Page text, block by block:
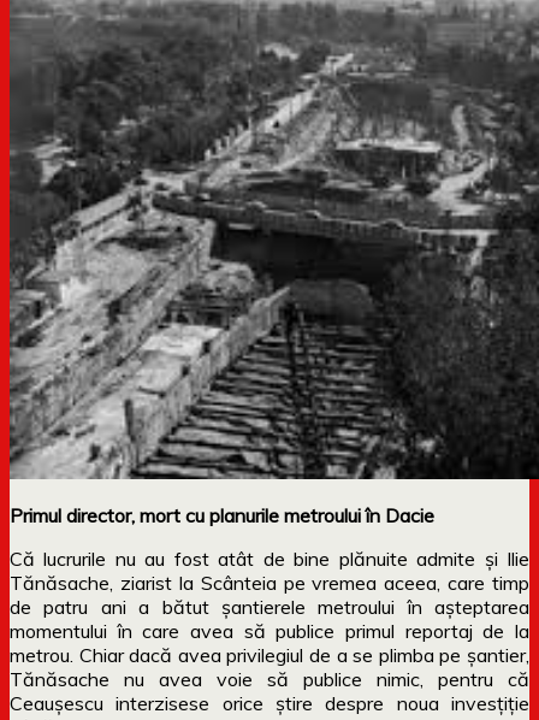
Primul director, mort cu planurile metroului în Dacie
Că lucrurile nu au fost atât de bine plănuite admite şi Ilie
Tănăsache, ziarist la Scânteia pe vremea aceea, care timp
de patru ani a bătut şantierele metroului în aşteptarea
momentului în care avea să publice primul reportaj de la
metrou. Chiar dacă avea privilegiul de a se plimba pe şantier,
Tănăsache nu avea voie să publice nimic, pentru că
Ceauşescu interzisese orice ştire despre noua invesţiţie